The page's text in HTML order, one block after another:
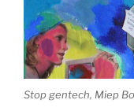
Stop gentech, Miep